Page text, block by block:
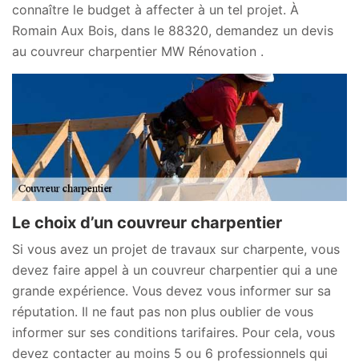
connaître le budget à affecter à un tel projet. À
Romain Aux Bois, dans le 88320, demandez un devis
au couvreur charpentier MW Rénovation .
Le choix d’un couvreur charpentier
Si vous avez un projet de travaux sur charpente, vous
devez faire appel à un couvreur charpentier qui a une
grande expérience. Vous devez vous informer sur sa
réputation. Il ne faut pas non plus oublier de vous
informer sur ses conditions tarifaires. Pour cela, vous
devez contacter au moins 5 ou 6 professionnels qui